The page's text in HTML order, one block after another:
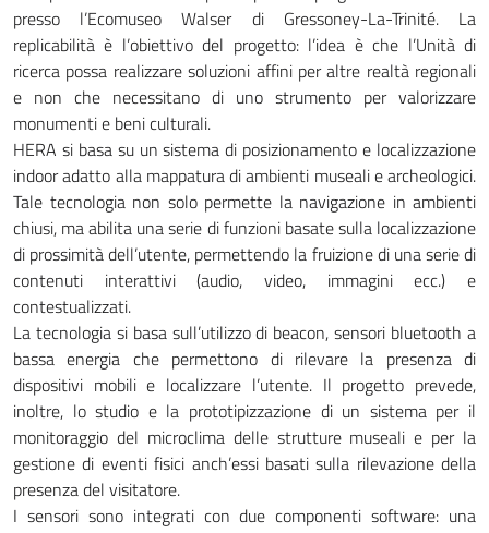
presso l’Ecomuseo Walser di Gressoney-La-Trinité. La
replicabilità è l’obiettivo del progetto: l’idea è che l’Unità di
ricerca possa realizzare soluzioni affini per altre realtà regionali
e non che necessitano di uno strumento per valorizzare
monumenti e beni culturali.
HERA si basa su un sistema di posizionamento e localizzazione
indoor adatto alla mappatura di ambienti museali e archeologici.
Tale tecnologia non solo permette la navigazione in ambienti
chiusi, ma abilita una serie di funzioni basate sulla localizzazione
di prossimità dell’utente, permettendo la fruizione di una serie di
contenuti interattivi (audio, video, immagini ecc.) e
contestualizzati.
La tecnologia si basa sull’utilizzo di beacon, sensori bluetooth a
bassa energia che permettono di rilevare la presenza di
dispositivi mobili e localizzare l’utente. Il progetto prevede,
inoltre, lo studio e la prototipizzazione di un sistema per il
monitoraggio del microclima delle strutture museali e per la
gestione di eventi fisici anch’essi basati sulla rilevazione della
presenza del visitatore.
I sensori sono integrati con due componenti software: una